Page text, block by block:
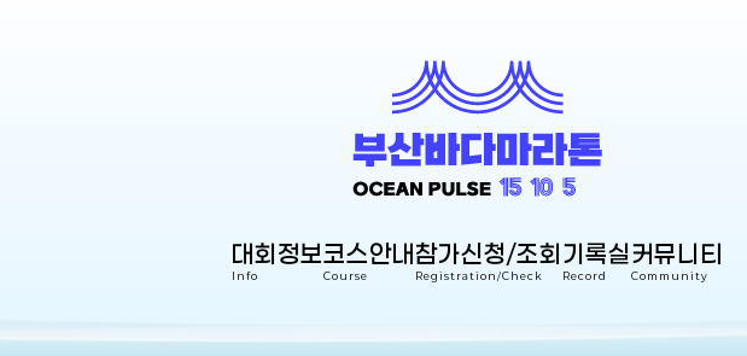
대회정보
Info
코스안내
Course
참가신청/조회
Registration/Check
기록실
Record
커뮤니티
Community